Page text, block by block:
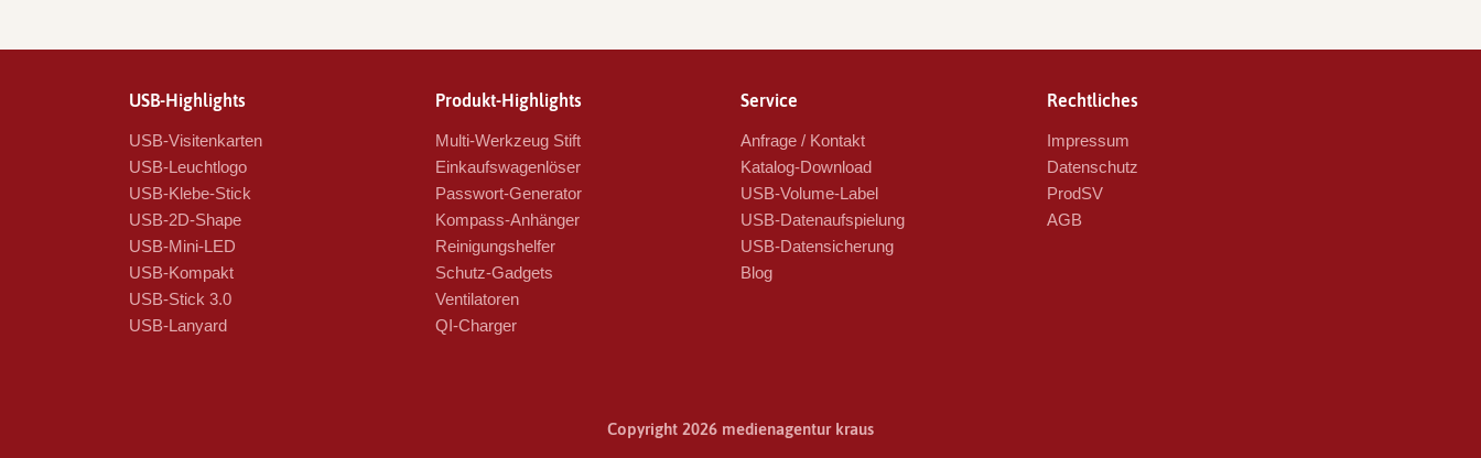
USB-Highlights
USB-Visitenkarten
USB-Leuchtlogo
USB-Klebe-Stick
USB-2D-Shape
USB-Mini-LED
USB-Kompakt
USB-Stick 3.0
USB-Lanyard
Produkt-Highlights
Multi-Werkzeug Stift
Einkaufswagenlöser
Passwort-Generator
Kompass-Anhänger
Reinigungshelfer
Schutz-Gadgets
Ventilatoren
QI-Charger
Service
Anfrage / Kontakt
Katalog-Download
USB-Volume-Label
USB-Datenaufspielung
USB-Datensicherung
Blog
Rechtliches
Impressum
Datenschutz
ProdSV
AGB
Copyright 2026 medienagentur kraus